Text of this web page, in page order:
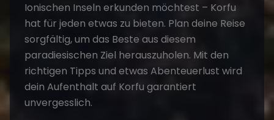
Ionischen Inseln erkunden möchtest – Korfu
hat für jeden etwas zu bieten. Plan deine Reise
sorgfältig, um das Beste aus diesem
paradiesischen Ziel herauszuholen. Mit den
richtigen Tipps und etwas Abenteuerlust wird
dein Aufenthalt auf Korfu garantiert
unvergesslich.